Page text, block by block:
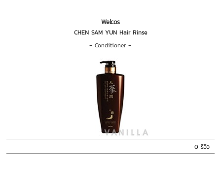
Welcos
CHEN SAM YUN Hair Rinse
-Conditioner -
0 รีวิว